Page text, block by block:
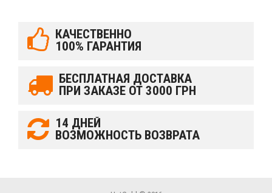
КАЧЕСТВЕННО
100% ГАРАНТИЯ
БЕСПЛАТНАЯ ДОСТАВКА
ПРИ ЗАКАЗЕ ОТ 3000 ГРН
14 ДНЕЙ
ВОЗМОЖНОСТЬ ВОЗВРАТА